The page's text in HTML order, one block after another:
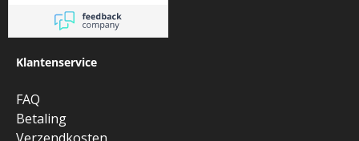
Klantenservice
FAQ
Betaling